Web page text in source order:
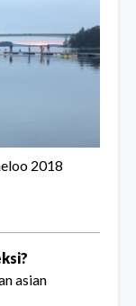
2018
asian